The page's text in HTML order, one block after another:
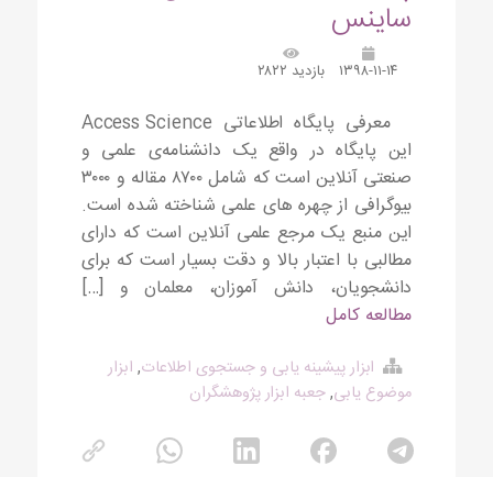
ساینس
۱۳۹۸-۱۱-۱۴ بازدید ۲۸۲۲
معرفی پایگاه اطلاعاتی Access Science
این پایگاه در واقع یک دانشنامه‌ی علمی و
صنعتی آنلاین است که شامل ۸۷۰۰ مقاله و ۳۰۰۰
بیوگرافی از چهره های علمی شناخته شده است.
این منبع یک مرجع علمی آنلاین است که دارای
مطالبی با اعتبار بالا و دقت بسیار است که برای
دانشجویان، دانش آموزان، معلمان و […]
مطالعه کامل
ابزار پیشینه یابی و جستجوی اطلاعات, ابزار
موضوع یابی,جعبه ابزار پژوهشگران